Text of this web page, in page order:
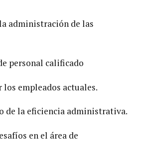
administración de las
personal calificado
empleados actuales.
la eficiencia administrativa.
en el área de